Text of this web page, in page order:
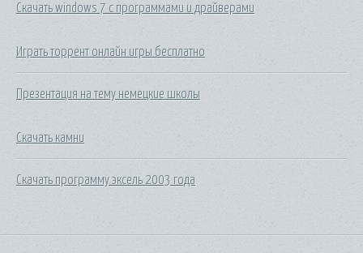
Скачать windows 7 с программами и драйверами
Играть торрент онлайн игры бесплатно
Презентация на тему немецкие школы
Скачать камни
Скачать программу эксель 2003 года